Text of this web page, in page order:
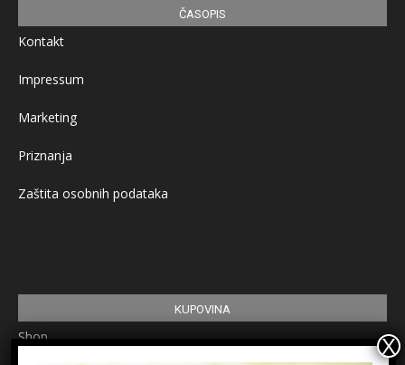
ČASOPIS
Kontakt
Impressum
Marketing
Priznanja
Zaštita osobnih podataka
KUPOVINA
Shop